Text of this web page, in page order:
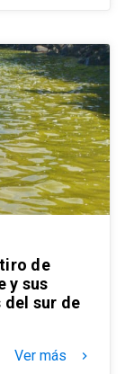
de
y sus
sur de
Ver más keyboard_arrow_right